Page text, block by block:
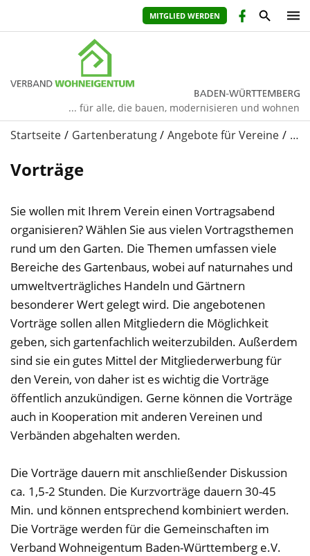
MITGLIED WERDEN
... für alle, die bauen, modernisieren und wohnen
Startseite Gartenberatung Angebote für Vereine …
Vorträge
Sie wollen mit Ihrem Verein einen Vortragsabend
organisieren? Wählen Sie aus vielen Vortragsthemen
rund um den Garten. Die Themen umfassen viele
Bereiche des Gartenbaus, wobei auf naturnahes und
umweltverträgliches Handeln und Gärtnern
besonderer Wert gelegt wird. Die angebotenen
Vorträge sollen allen Mitgliedern die Möglichkeit
geben, sich gartenfachlich weiterzubilden. Außerdem
sind sie ein gutes Mittel der Mitgliederwerbung für
den Verein, von daher ist es wichtig die Vorträge
öffentlich anzukündigen. Gerne können die Vorträge
auch in Kooperation mit anderen Vereinen und
Verbänden abgehalten werden.
Die Vorträge dauern mit anschließender Diskussion
ca. 1,5-2 Stunden. Die Kurzvorträge dauern 30-45
Min. und können entsprechend kombiniert werden.
Die Vorträge werden für die Gemeinschaften im
Verband Wohneigentum Baden-Württemberg e.V.